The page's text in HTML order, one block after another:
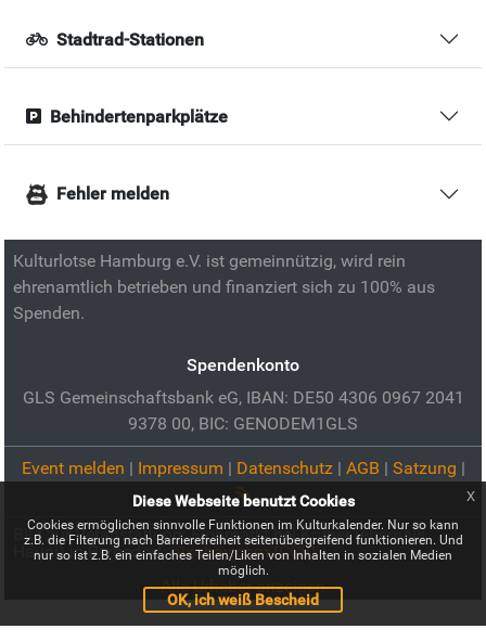
Stadtrad-Stationen
Behindertenparkplätze
Fehler melden
Kulturlotse Hamburg e.V. ist gemeinnützig, wird rein
ehrenamtlich betrieben und finanziert sich zu 100% aus
Spenden.
Spendenkonto
GLS Gemeinschaftsbank eG, IBAN: DE50 4306 0967 2041
9378 00, BIC: GENODEM1GLS
Event melden | Impressum | Datenschutz| AGB | Satzung |
Bild zur Veranstaltung:Flohmarkt bei Körber (ehemals
Hauni) in Bergedorf:pixabay.com (CC0)
Alle Urheber anzeigen
Diese Webseite benutzt Cookies
Cookies ermöglichen sinnvolle Funktionen im Kulturkalender. Nur so kann
z.B. die Filterung nach Barrierefreiheit seitenübergreifend funktionieren. Und
nur so ist z.B. ein einfaches Teilen/Liken von Inhalten in sozialen Medien
möglich.
OK, ich weiß Bescheid
x